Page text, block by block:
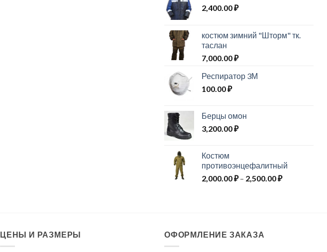
2,400.00₽
костюм зимний "Шторм" тк.
таслан
7,000.00₽
Респиратор 3М
100.00₽
Берцы омон
3,200.00₽
Костюм
противоэнцефалитный
2,000.00₽ – 2,500.00₽Диапазон
ЦЕНЫ И РАЗМЕРЫ ОФОРМЛЕНИЕ ЗАКАЗА